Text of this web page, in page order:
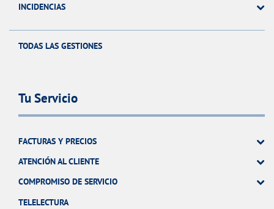
INCIDENCIAS
TODAS LAS GESTIONES
Tu Servicio
FACTURAS Y PRECIOS
ATENCIÓN AL CLIENTE
COMPROMISO DE SERVICIO
TELELECTURA